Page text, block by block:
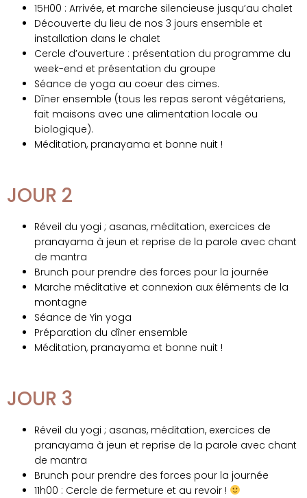
15H00 : Arrivée, et marche silencieuse jusqu’au chalet
Découverte du lieu de nos 3 jours ensemble et
installation dans le chalet
Cercle d’ouverture : présentation du programme du
week-end et présentation du groupe
Séance de yoga au coeur des cimes.
Dîner ensemble (tous les repas seront végétariens,
fait maisons avec une alimentation locale ou
biologique).
Méditation, pranayama et bonne nuit !
JOUR 2
Réveil du yogi ; asanas, méditation, exercices de
pranayama à jeun et reprise de la parole avec chant
de mantra
Brunch pour prendre des forces pour la journée
Marche méditative et connexion aux éléments de la
montagne
Séance de Yin yoga
Préparation du dîner ensemble
Méditation, pranayama et bonne nuit !
JOUR 3
Réveil du yogi ; asanas, méditation, exercices de
pranayama à jeun et reprise de la parole avec chant
de mantra
Brunch pour prendre des forces pour la journée
11h00 : Cercle de fermeture et au revoir !